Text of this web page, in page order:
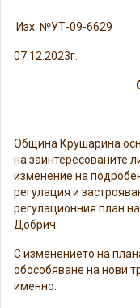
Изх. №УТ-09-6629
07.12.2023г.
Община Крушарина
на заинтересованите
изменение на
регулация и
регулационния план
Добрич.
С изменението на
обособяване на нови
именно: